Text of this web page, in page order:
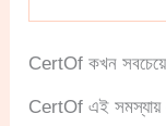
CertOf কখন
CertOf এই